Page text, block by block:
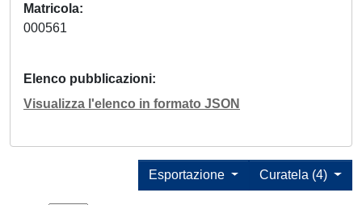
Matricola
000561
Elenco pubblicazioni
Visualizza l'elenco in formato JSON
Curatela (4)
Esportazione